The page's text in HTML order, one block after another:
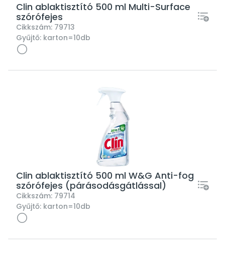
Clin ablaktisztító 500 ml Multi-Surface
szórófejes
Cikkszám: 79713
Gyűjtő: karton=10db
Clin ablaktisztító 500 ml W&G Anti-fog
szórófejes (párásodásgátlással)
Cikkszám: 79714
Gyűjtő: karton=10db